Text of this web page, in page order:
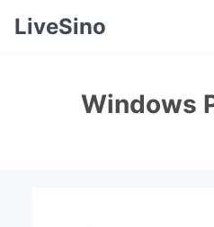
LiveSino
Windows